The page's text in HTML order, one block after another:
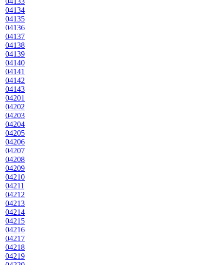
04134
04135
04136
04137
04138
04139
04140
04141
04142
04143
04201
04202
04203
04204
04205
04206
04207
04208
04209
04210
04211
04212
04213
04214
04215
04216
04217
04218
04219